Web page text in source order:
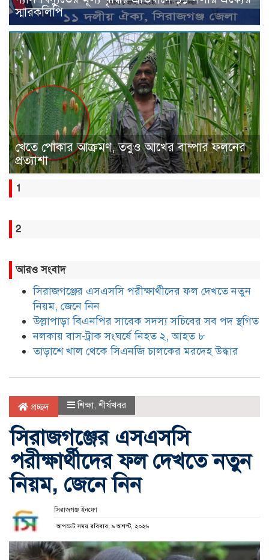
স্মারকলিপি
খেতে পোকার আক্রমণ, তবুও আখের বাম্পার ফলনের
প্রত্যাশা
1
2
আরও সংবাদ
সিরাজগঞ্জের এসএসসি পরীক্ষার্থীদের ফল দেখতে নতুন
নিয়ম, জেনে নিন
উল্লাপাড়া বিএনপির সাবেক সদস্য সচিবের সব পদ স্থগিত
নলকায় বাস-ট্রাক সংঘর্ষে নিহত ২, আহত ৮
তাড়াশে খাল থেকে সিএনজি চালকের মরদেহ উদ্ধার
প্রচ্ছদ শিক্ষা,শীর্ষখবর
সিরাজগঞ্জের এসএসসি
পরীক্ষার্থীদের ফল দেখতে নতুন
নিয়ম, জেনে নিন
সিরাজগঞ্জ ইনফো
আপডেট সময় রবিবার, ৯ আগস্ট, ২০২৬